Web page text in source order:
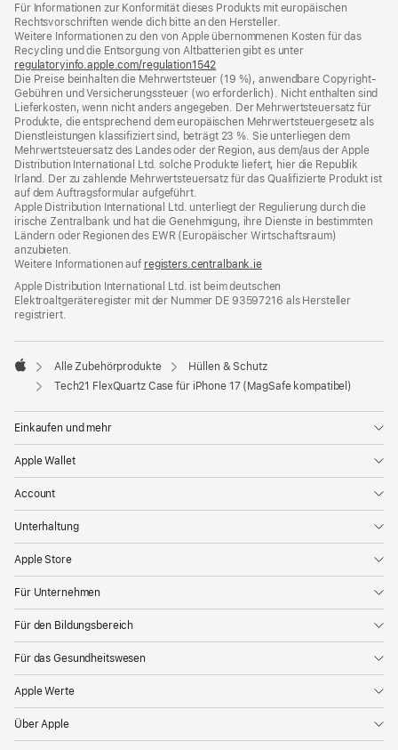
Für Informationen zur Konformität dieses Produkts mit europäischen
Rechtsvorschriften wende dich bitte an den Hersteller.
Weitere Informationen zu den von Apple übernommenen Kosten für das
Recycling und die Entsorgung von Altbatterien gibt es unter
regulatoryinfo.apple.com/regulation1542
ein
neues
Fenster)
Die Preise beinhalten die Mehrwertsteuer (19 %), anwendbare Copyright-
Gebühren und Versicherungssteuer (wo erforderlich). Nicht enthalten sind
Lieferkosten, wenn nicht anders angegeben. Der Mehrwertsteuersatz für
Produkte, die entsprechend dem europäischen Mehrwertsteuergesetz als
Dienstleistungen klassifiziert sind, beträgt 23 %. Sie unterliegen dem
Mehrwertsteuersatz des Landes oder der Region, aus dem/aus der Apple
Distribution International Ltd. solche Produkte liefert, hier die Republik
Irland. Der zu zahlende Mehrwertsteuersatz für das Qualifizierte Produkt ist
auf dem Auftragsformular aufgeführt.
Apple Distribution International Ltd. unterliegt der Regulierung durch die
irische Zentralbank und hat die Genehmigung, ihre Dienste in bestimmten
Ländern oder Regionen des EWR (Europäischer Wirtschaftsraum)
anzubieten.
Weitere Informationen auf registers.centralbank.ie
Apple Distribution International Ltd. ist beim deutschen
Elektroaltgeräteregister mit der Nummer DE 93597216 als Hersteller
registriert.
Apple
Alle Zubehörprodukte
Hüllen & Schutz
Tech21 FlexQuartz Case für iPhone 17 (MagSafe kompatibel)
Einkaufen und mehr
Apple Wallet
Account
Unterhaltung
Apple Store
Für Unternehmen
Für den Bildungsbereich
Für das Gesundheitswesen
Apple Werte
Über Apple